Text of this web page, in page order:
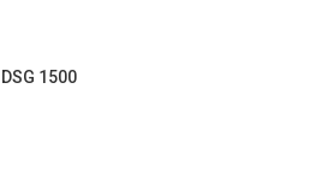
1500